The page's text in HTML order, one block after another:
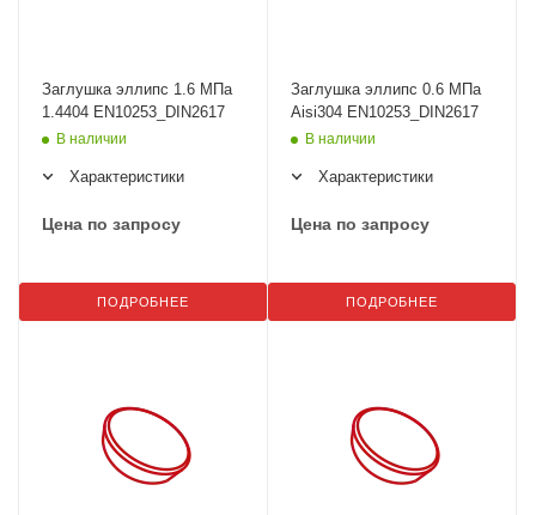
Заглушка эллипс 1.6 МПа
1.4404 EN10253_DIN2617
В наличии
Характеристики
Цена по запросу
ПОДРОБНЕЕ
Заглушка эллипс 0.6 МПа
Aisi304 EN10253_DIN2617
В наличии
Характеристики
Цена по запросу
ПОДРОБНЕЕ